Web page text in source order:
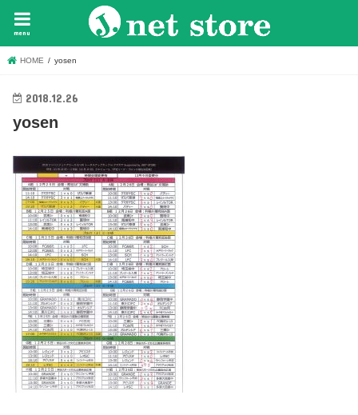
menu
HOME yosen
2018.12.26
yosen